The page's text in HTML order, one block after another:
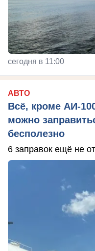
сегодня в 11:00
АВТО
Всё, кроме АИ-
можно
бесполезно
6 заправок ещё не